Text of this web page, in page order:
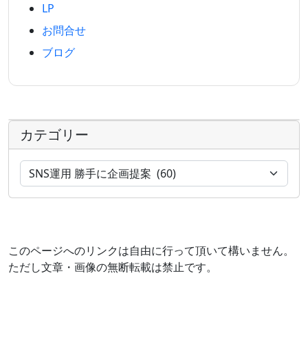
LP
お問合せ
ブログ
カテゴリー
このページへのリンクは自由に行って頂いて構いません。
ただし文章・画像の無断転載は禁止です。